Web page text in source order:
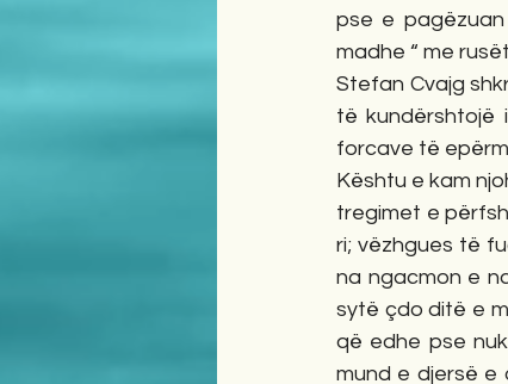
pse e
madhe “ me
Stefan Cvajg
të kundërshtojë
forcave të
Kështu e kam
tregimet e
ri; vëzhgues të
na ngacmon e
sytë çdo ditë e
që edhe pse
mund e djersë e